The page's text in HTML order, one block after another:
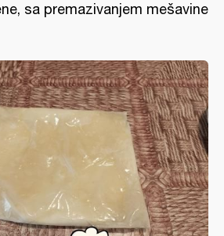
sa premazivanjem mešavine